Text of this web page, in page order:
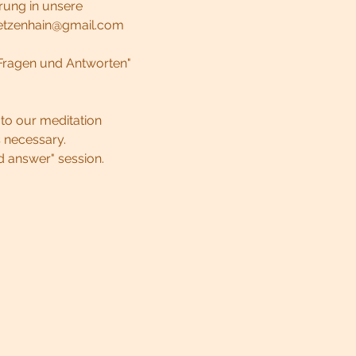
in unsere
und Antworten"
our meditation
answer" session.